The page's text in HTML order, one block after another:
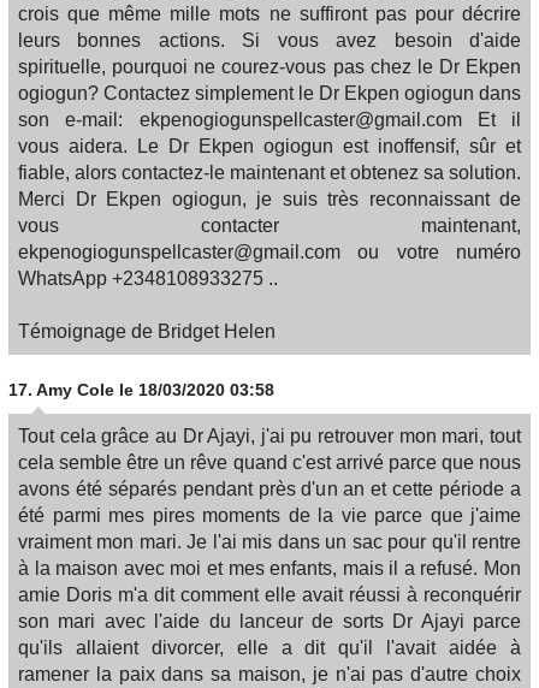
crois que même mille mots ne suffiront pas pour décrire
leurs bonnes actions. Si vous avez besoin d'aide
spirituelle, pourquoi ne courez-vous pas chez le Dr Ekpen
ogiogun? Contactez simplement le Dr Ekpen ogiogun dans
son e-mail: ekpenogiogunspellcaster@gmail.com Et il
vous aidera. Le Dr Ekpen ogiogun est inoffensif, sûr et
fiable, alors contactez-le maintenant et obtenez sa solution.
Merci Dr Ekpen ogiogun, je suis très reconnaissant de
vous contacter maintenant,
ekpenogiogunspellcaster@gmail.com ou votre numéro
WhatsApp +2348108933275 ..
Témoignage de Bridget Helen
17. Amy Cole le 18/03/2020 03:58
Tout cela grâce au Dr Ajayi, j'ai pu retrouver mon mari, tout
cela semble être un rêve quand c'est arrivé parce que nous
avons été séparés pendant près d'un an et cette période a
été parmi mes pires moments de la vie parce que j'aime
vraiment mon mari. Je l'ai mis dans un sac pour qu'il rentre
à la maison avec moi et mes enfants, mais il a refusé. Mon
amie Doris m'a dit comment elle avait réussi à reconquérir
son mari avec l'aide du lanceur de sorts Dr Ajayi parce
qu'ils allaient divorcer, elle a dit qu'il l'avait aidée à
ramener la paix dans sa maison, je n'ai pas d'autre choix